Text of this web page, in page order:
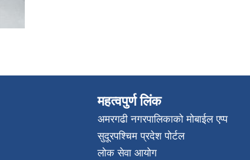
महत्वपुर्ण लिंक
अमरगढी नगरपालिकाको मोबाईल एप्प
सुदूरपश्चिम प्रदेश पोर्टल
लोक सेवा आयोग